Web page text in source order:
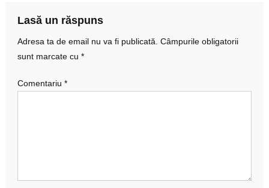
Lasă un răspuns
Adresa ta de email nu va fi publicată. Câmpurile obligatorii
sunt marcate cu *
Comentariu *